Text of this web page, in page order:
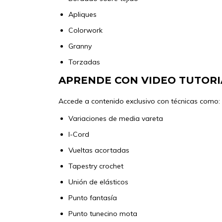
Apliques
Colorwork
Granny
Torzadas
APRENDE CON VIDEO
Accede a contenido exclusivo con técnicas como:
Variaciones de media vareta
I-Cord
Vueltas acortadas
Tapestry crochet
Unión de elásticos
Punto fantasía
Punto tunecino mota